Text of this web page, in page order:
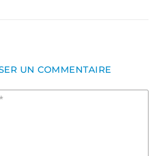
UN COMMENTAIRE